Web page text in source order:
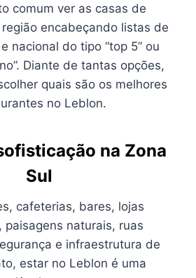
comum ver as casas de
encabeçando listas de
nacional do tipo “top 5” ou
Diante de tantas opções,
quais são os melhores
no Leblon.
na Zona
Sul
cafeterias, bares, lojas
paisagens naturais, ruas
e infraestrutura de
estar no Leblon é uma